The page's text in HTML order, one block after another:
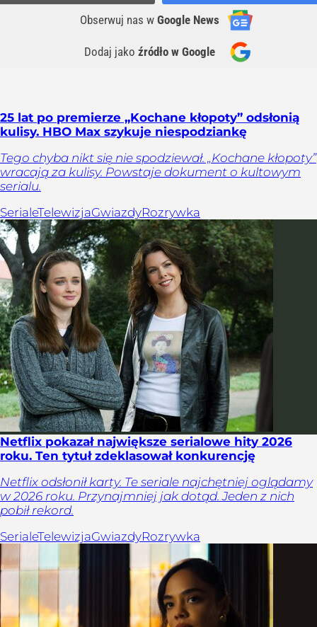
Obserwuj nas w Google News
Dodaj jako źródło w Google
25 lat po premierze „Kochane kłopoty” odsłonią
kulisy. HBO Max szykuje niespodziankę
Tego chyba nikt się nie spodziewał. „Kochane kłopoty”
wracają za kulisy. Powstaje dokument o kultowym
serialu.
SerialeTelewizjaGwiazdyRozrywka
Netflix pokazał największe serialowe hity 2026
roku. Ten tytuł zdeklasował konkurencję
Netflix odsłonił karty. Te seriale najchętniej oglądamy
w 2026 roku. Przynajmniej jak dotąd. Jeden z nich
pobił rekord.
SerialeTelewizjaGwiazdyRozrywka